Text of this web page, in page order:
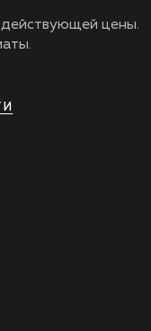
действующей цены.